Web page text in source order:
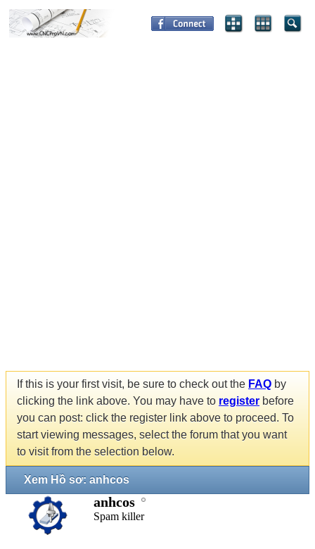
If this is your first visit, be sure to check out the FAQ by
clicking the link above. You may have to register before
you can post: click the register link above to proceed. To
start viewing messages, select the forum that you want
to visit from the selection below.
Xem Hồ sơ: anhcos
anhcos
Spam killer